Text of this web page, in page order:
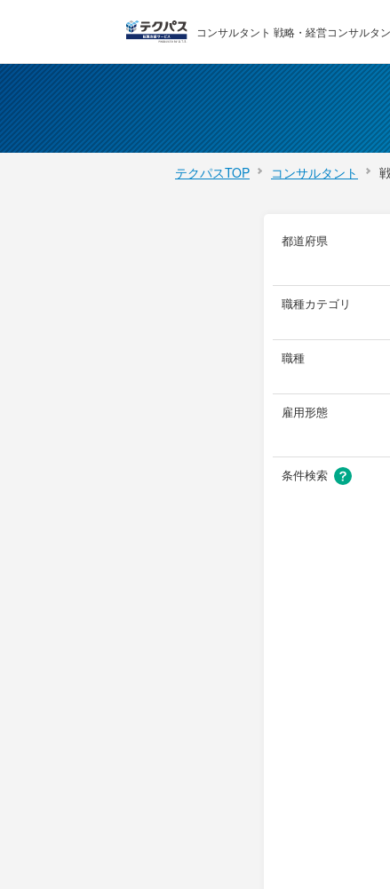
コンサルタント 戦略・経営コンサルタ
テクパスTOP コンサルタント
都道府県
職種カテゴリ
職種
雇用形態
条件検索